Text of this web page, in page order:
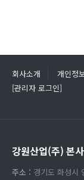
회사소개 개인정
[관리자 로그인]
강원산업(주) 본
주소 : 경기도 화성시